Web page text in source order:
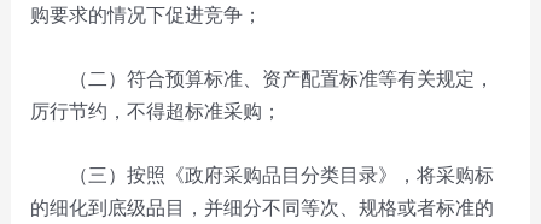
购要求的情况下促进竞争；
（二）符合预算标准、资产配置标准等有关规定，
厉行节约，不得超标准采购；
（三）按照《政府采购品目分类目录》，将采购标
的细化到底级品目，并细分不同等次、规格或者标准的